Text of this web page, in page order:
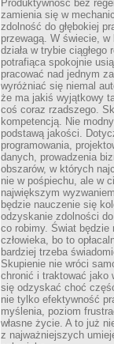
Produktywność bez
zamienia się w
zdolność do głębokiej
przewagą. W świecie,
działa w trybie ciągłego
potrafiąca spokojnie
pracować nad jednym
wyróżniać się niemal
że ma jakiś wyjątkowy
coś coraz rzadszego.
kompetencją. Nie
podstawą jakości.
programowania,
danych, prowadzenia
obszarów, w których
nie w pośpiechu, ale w
największym
będzie nauczenie się
odzyskanie zdolności
co robimy. Świat będzie
człowieka, bo to
bardziej trzeba
Skupienie nie wróci
chronić i traktować jako
się odzyskać choć
nie tylko efektywność
myślenia, poziom
własne życie. A to już
z najważniejszych